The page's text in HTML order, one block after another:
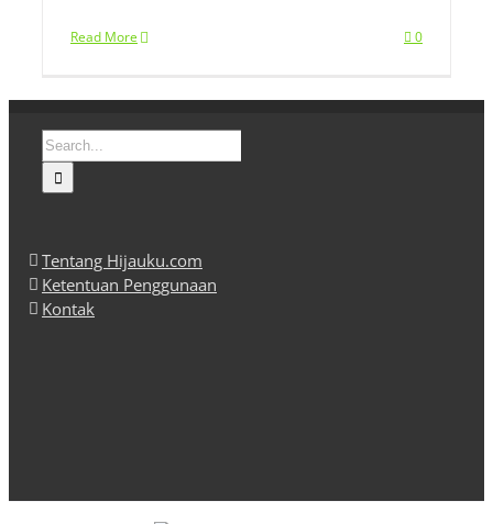
Read More 0
Search
for:
Tentang Hijauku.com
Ketentuan Penggunaan
Kontak